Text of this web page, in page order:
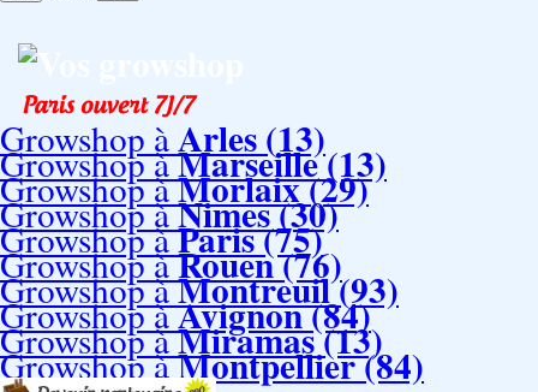
Growshop àArles (13)
Growshop àMarseille (13)
Growshop àMorlaix (29)
Growshop àNimes (30)
Growshop àParis (75)
Growshop àRouen (76)
Growshop àMontreuil (93)
Growshop àAvignon (84)
Growshop àMiramas (13)
Growshop àMontpellier (84)